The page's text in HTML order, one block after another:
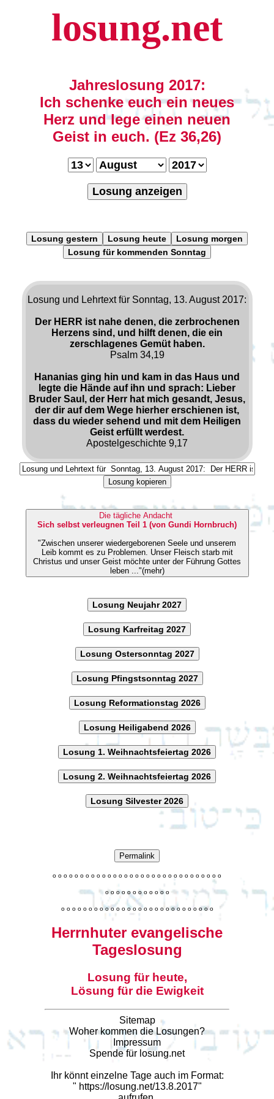
losung.net
Jahreslosung 2017:
Ich schenke euch ein neues
Herz und lege einen neuen
Geist in euch. (Ez 36,26)
Losung anzeigen
Losung gestern Losung heute
Losung morgen
Losung für kommenden Sonntag
Losung und Lehrtext für Sonntag, 13. August 2017:
Der HERR ist nahe denen, die zerbrochenen
Herzens sind, und hilft denen, die ein
zerschlagenes Gemüt haben.
Psalm 34,19
Hananias ging hin und kam in das Haus und
legte die Hände auf ihn und sprach: Lieber
Bruder Saul, der Herr hat mich gesandt, Jesus,
der dir auf dem Wege hierher erschienen ist,
dass du wieder sehend und mit dem Heiligen
Geist erfüllt werdest.
Apostelgeschichte 9,17
Losung kopieren
Die tägliche Andacht
Sich selbst verleugnen Teil 1 (von Gundi Hornbruch)
"Zwischen unserer wiedergeborenen Seele und unserem
Leib kommt es zu Problemen. Unser Fleisch starb mit
Christus und unser Geist möchte unter der Führung Gottes
leben ..."(mehr)
Losung Neujahr 2027
Losung Karfreitag 2027
Losung Ostersonntag 2027
Losung Pfingstsonntag 2027
Losung Reformationstag 2026
Losung Heiligabend 2026
Losung 1. Weihnachtsfeiertag 2026
Losung 2. Weihnachtsfeiertag 2026
Losung Silvester 2026
Permalink
o o o o o o o o o o o o o o o o o o o o o o o o o o o o o o o
o o o o o o o o o o o o
o o o o o o o o o o o o o o o o o o o o o o o o o o o o
Herrnhuter evangelische
Tageslosung
Losung für heute,
Lösung für die Ewigkeit
Sitemap
Woher kommen die Losungen?
Impressum
Spende für losung.net
Ihr könnt einzelne Tage auch im Format:
" https://losung.net/13.8.2017"